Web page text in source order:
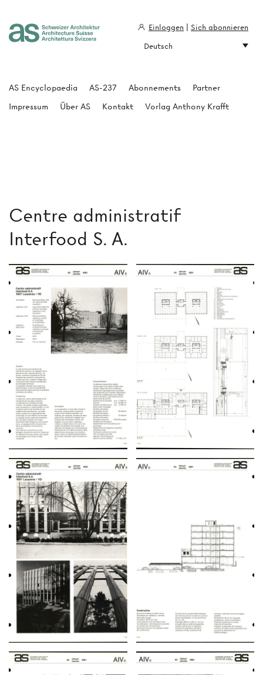
Centre administratif
Interfood S. A.
AS Encyclopaedia AS-237 Abonnements
Partner
Impressum
Über AS Kontakt Vorlag Anthony Krafft
Einloggen
Sich abonnieren
Deutsch